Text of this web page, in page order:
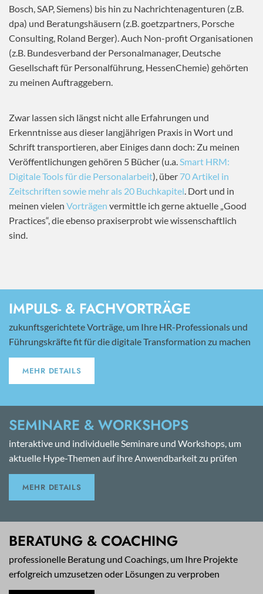
Bosch, SAP, Siemens) bis hin zu Nachrichtenagenturen (z.B.
dpa) und Beratungshäusern (z.B. goetzpartners, Porsche
Consulting, Roland Berger). Auch Non-profit Organisationen
(z.B. Bundesverband der Personalmanager, Deutsche
Gesellschaft für Personalführung, HessenChemie) gehörten
zu meinen Auftraggebern.
Zwar lassen sich längst nicht alle Erfahrungen und
Erkenntnisse aus dieser langjährigen Praxis in Wort und
Schrift transportieren, aber Einiges dann doch: Zu meinen
Veröffentlichungen gehören 5 Bücher (u.a.Smart HRM:
Digitale Tools für die Personalarbeit), über 70 Artikel in
Zeitschriften sowie mehr als 20 Buchkapitel. Dort und in
meinen vielen Vorträgen vermittle ich gerne aktuelle „Good
Practices“, die ebenso praxiserprobt wie wissenschaftlich
sind.
IMPULS- & FACHVORTRÄGE
zukunftsgerichtete Vorträge, um Ihre HR-Professionals und
Führungskräfte fit für die digitale Transformation zu machen
MEHR DETAILS
SEMINARE & WORKSHOPS
interaktive und individuelle Seminare und Workshops, um
aktuelle Hype-Themen auf ihre Anwendbarkeit zu prüfen
MEHR DETAILS
BERATUNG & COACHING
professionelle Beratung und Coachings, um Ihre Projekte
erfolgreich umzusetzen oder Lösungen zu verproben